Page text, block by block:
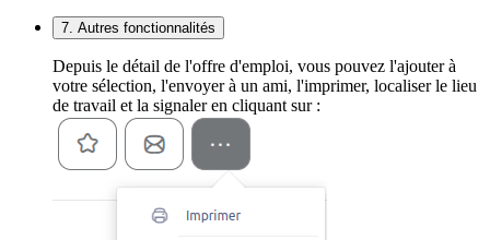
7. Autres fonctionnalités
Depuis le détail de l'offre d'emploi, vous pouvez l'ajouter à
votre sélection, l'envoyer à un ami, l'imprimer, localiser le lieu
de travail et la signaler en cliquant sur :